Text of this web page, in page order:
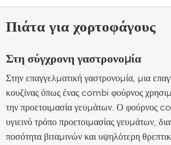
Πιάτα για χορτοφάγους
Στη σύγχρονη γαστρονομία
Στην επαγγελματική γαστρονομία, μια
κουζίνας όπως ένας combi φούρνος
την προετοιμασία γευμάτων. Ο φούρνος
υγιεινό τρόπο προετοιμασίας γευμάτων,
ποσότητα βιταμινών και υψηλότερη